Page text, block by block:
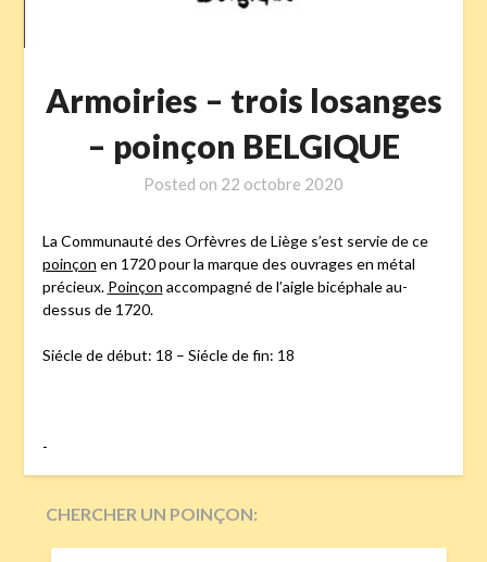
Armoiries – trois losanges
– poinçon BELGIQUE
Posted on 22 octobre 2020
La Communauté des Orfèvres de Liège s’est servie de ce
poinçon en 1720 pour la marque des ouvrages en métal
précieux. Poinçon accompagné de l’aigle bicéphale au-
dessus de 1720.
Siécle de début: 18 – Siécle de fin: 18
-
CHERCHER UN POINÇON:
RECHERCHER :